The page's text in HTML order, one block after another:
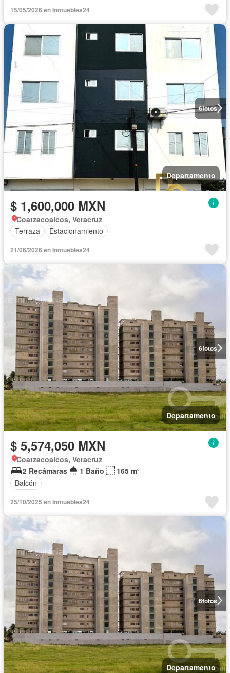
15/05/2026 en Inmuebles24
6fotos
Departamento
$ 1,600,000 MXN
Coatzacoalcos, Veracruz
Terraza
Estacionamiento
21/06/2026 en Inmuebles24
6fotos
Departamento
$ 5,574,050 MXN
Coatzacoalcos, Veracruz
2 Recámaras
1 Baño
165 m²
Balcón
25/10/2025 en Inmuebles24
6fotos
Departamento